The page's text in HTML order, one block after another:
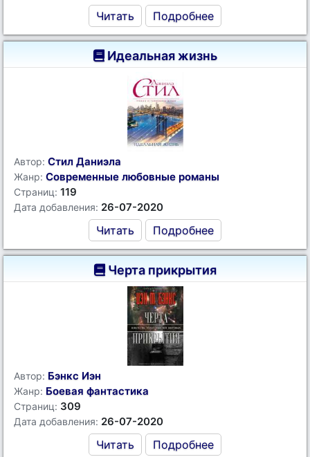
Читать Подробнее
Идеальная жизнь
Автор: Стил Даниэла
Жанр: Современные любовные романы
Страниц: 119
Дата добавления: 26-07-2020
Читать Подробнее
Черта прикрытия
Автор: Бэнкс Иэн
Жанр: Боевая фантастика
Страниц: 309
Дата добавления: 26-07-2020
Читать Подробнее